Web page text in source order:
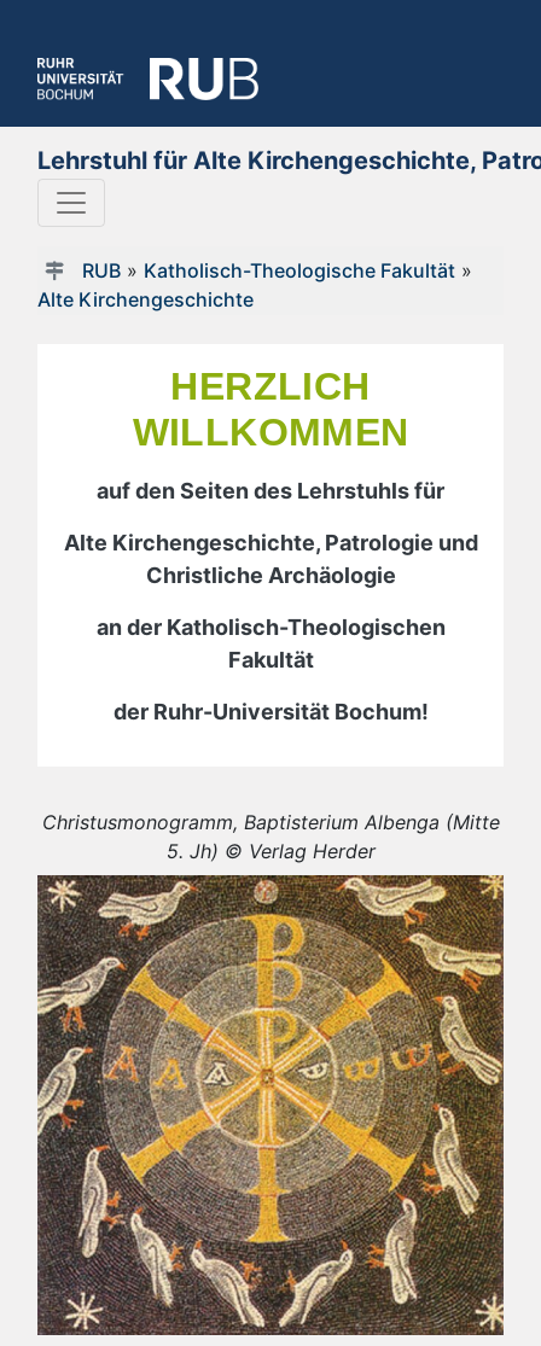
Lehrstuhl für Alte Kirchengeschichte,
RUB» Katholisch-Theologische Fakultät»
Alte Kirchengeschichte
HERZLICH
WILLKOMMEN
auf den Seiten des Lehrstuhls für
Alte Kirchengeschichte, Patrologie und
Christliche Archäologie
an der Katholisch-Theologischen
Fakultät
der Ruhr-Universität Bochum!
Christusmonogramm, Baptisterium Albenga (Mitte
5. Jh) © Verlag Herder